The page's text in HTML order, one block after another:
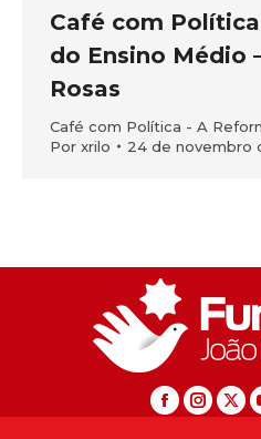
Café com
do Ensino Médio
Rosas
Café com Política - A
Por xrilo 24 de novembro